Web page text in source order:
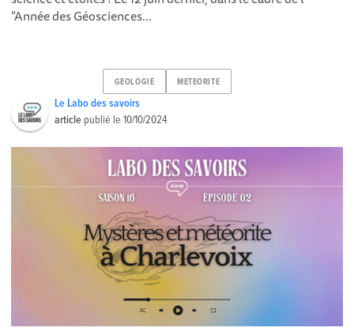
"Année des Géosciences...
GEOLOGIE METEORITE
Le Labo des savoirs
article publié le10/10/2024